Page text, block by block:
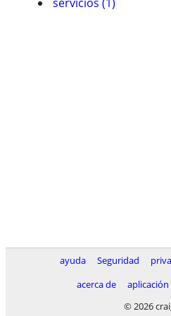
ayuda Seguridad
acerca de
aplicación
© 2026